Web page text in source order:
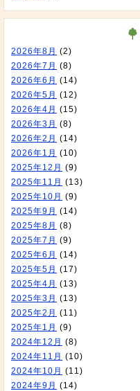
2026年8月 (2)
2026年7月 (8)
2026年6月 (14)
2026年5月 (12)
2026年4月 (15)
2026年3月 (8)
2026年2月 (14)
2026年1月 (10)
2025年12月 (9)
2025年11月 (13)
2025年10月 (9)
2025年9月 (14)
2025年8月 (8)
2025年7月 (9)
2025年6月 (14)
2025年5月 (17)
2025年4月 (13)
2025年3月 (13)
2025年2月 (11)
2025年1月 (9)
2024年12月 (8)
2024年11月 (10)
2024年10月 (11)
2024年9月 (14)